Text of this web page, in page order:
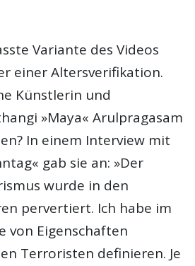
Variante des Videos
einer Altersverifikation.
Künstlerin und
»Maya« Arulpragasam
In einem Interview mit
gab sie an: »Der
wurde in den
pervertiert. Ich habe im
von Eigenschaften
Terroristen definieren. Je